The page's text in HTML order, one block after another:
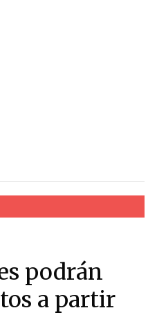
podrán
a partir